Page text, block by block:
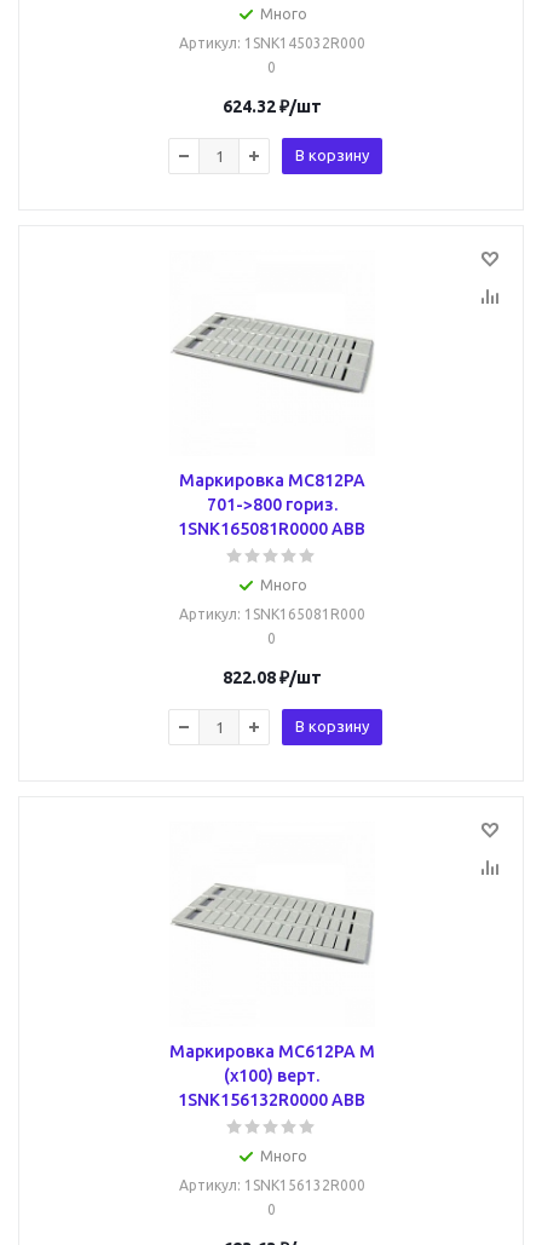
Много
Артикул: 1SNK145032R000
0
624.32₽/шт
В корзину
Маркировка MC812PA
701->800 гориз.
1SNK165081R0000 ABB
Много
Артикул: 1SNK165081R000
0
822.08₽/шт
В корзину
Маркировка MC612PA M
(x100) верт.
1SNK156132R0000 ABB
Много
Артикул: 1SNK156132R000
0